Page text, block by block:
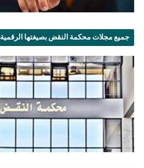
جميع مجلات محكمة النقض بصيغتها الرقمية